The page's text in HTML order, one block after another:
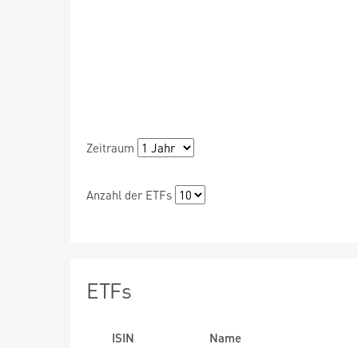
Zeitraum
Anzahl der ETFs
ETFs
ISIN
Name